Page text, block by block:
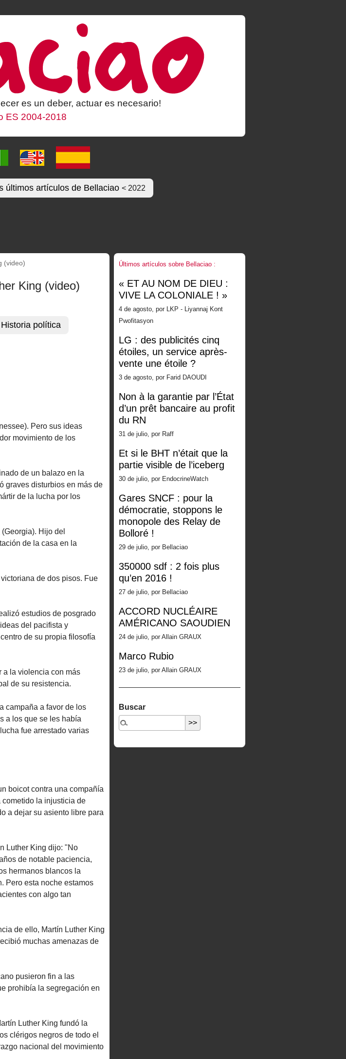
es un deber, actuar es necesario!
ES 2004-2018
últimos artículos de Bellaciao < 2022
(video)
King (video)
Historia política
Pero sus ideas
movimiento de los
de un balazo en la
graves disturbios en más de
de la lucha por los
Hijo del
de la casa en la
de dos pisos. Fue
estudios de posgrado
del pacifista y
de su propia filosofía
a la violencia con más
de su resistencia.
campaña a favor de los
a los que se les había
fue arrestado varias
boicot contra una compañía
cometido la injusticia de
a dejar su asiento libre para
Luther King dijo: "No
de notable paciencia,
hermanos blancos la
Pero esta noche estamos
con algo tan
de ello, Martín Luther King
muchas amenazas de
pusieron fin a las
prohibía la segregación en
Luther King fundó la
clérigos negros de todo el
nacional del movimiento
Últimos artículos sobre Bellaciao :
« ET AU NOM DE DIEU :
VIVE LA COLONIALE ! »
4 de agosto, por LKP - Liyannaj Kont
Pwofitasyon
LG : des publicités cinq
étoiles, un service après-
vente une étoile ?
3 de agosto, por Farid DAOUDI
Non à la garantie par l’État
d’un prêt bancaire au profit
du RN
31 de julio, por Raff
Et si le BHT n’était que la
partie visible de l’iceberg
30 de julio, por EndocrineWatch
Gares SNCF : pour la
démocratie, stoppons le
monopole des Relay de
Bolloré !
29 de julio, por Bellaciao
350000 sdf : 2 fois plus
qu’en 2016 !
27 de julio, por Bellaciao
ACCORD NUCLÉAIRE
AMÉRICANO SAOUDIEN
24 de julio, por Allain GRAUX
Marco Rubio
23 de julio, por Allain GRAUX
Buscar